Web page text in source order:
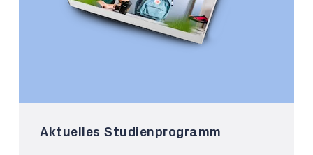
Aktuelles Studienprogramm